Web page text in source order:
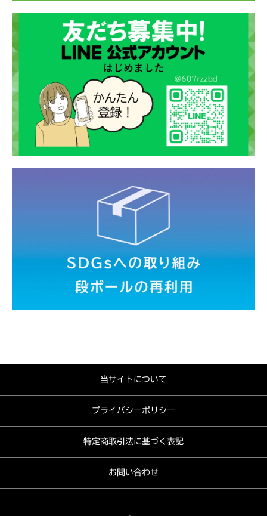
当サイトについて
プライバシーポリシー
特定商取引法に基づく表記
お問い合わせ